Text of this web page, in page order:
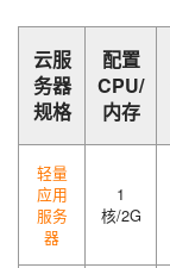
云服
务器
规格
配置
CPU/
内存
轻量
应用
服务
器
1
核/2G